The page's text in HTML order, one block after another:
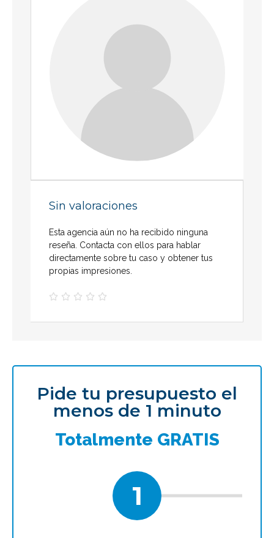
Sin valoraciones
Esta agencia aún no ha recibido ninguna
reseña. Contacta con ellos para hablar
directamente sobre tu caso y obtener tus
propias impresiones.
    
Pide tu presupuesto el
menos de 1 minuto
Totalmente GRATIS
1